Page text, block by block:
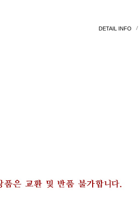
DETAIL INFO /